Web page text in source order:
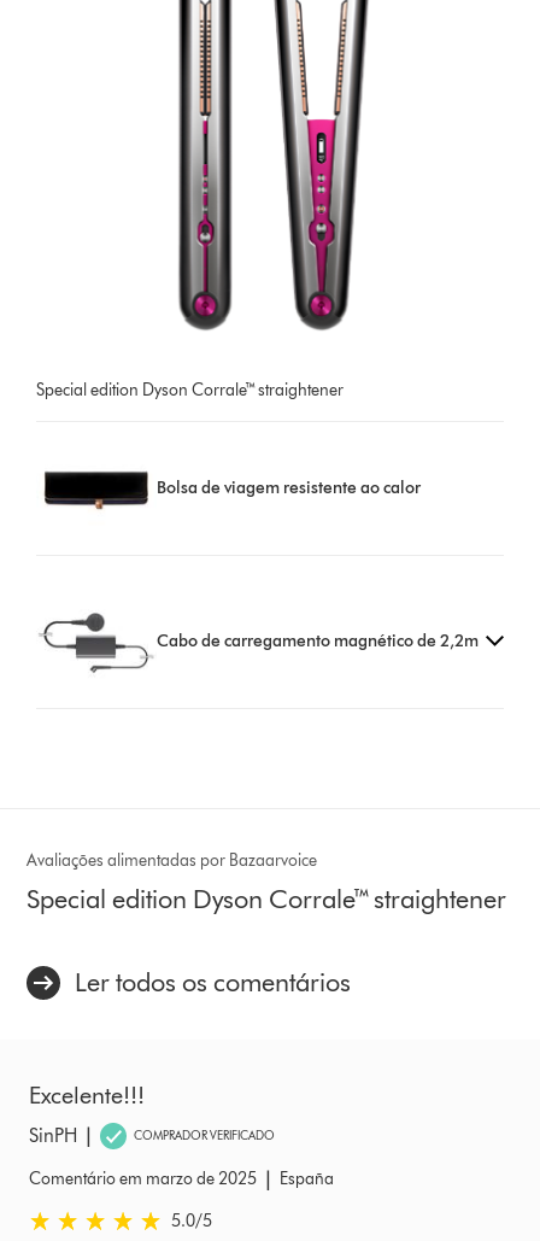
Special edition Dyson Corrale™ straightener
Bolsa de viagem resistente ao calor
Cabo de carregamento magnético de 2,2m
Avaliações alimentadas por Bazaarvoice
Special edition Dyson Corrale™ straightener
Ler todos os comentários
Excelente!!!
SinPH | COMPRADOR VERIFICADO
Comentário em marzo de 2025 | España
5.0 estrelas de 5 em Comentário em marzo de 2025 Ratings
5.0/5